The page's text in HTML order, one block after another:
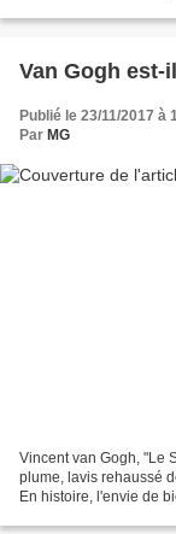
Van Gogh est-
Publié le 23/11/2017 à
Par MG
Vincent van Gogh, "Le
plume, lavis rehaussé
En histoire, l'envie de